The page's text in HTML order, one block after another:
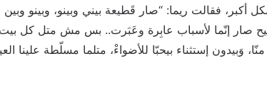
فقالت ريما: “صار قَطيعة بيني وبينو، وبينو
صار إنّما لأسباب عابِرة وعَبَرت.. بس مش متل كل بيت
وَبيدون إستثناء بيحبّا للأضواءْ، متلما مسلّطة علينا